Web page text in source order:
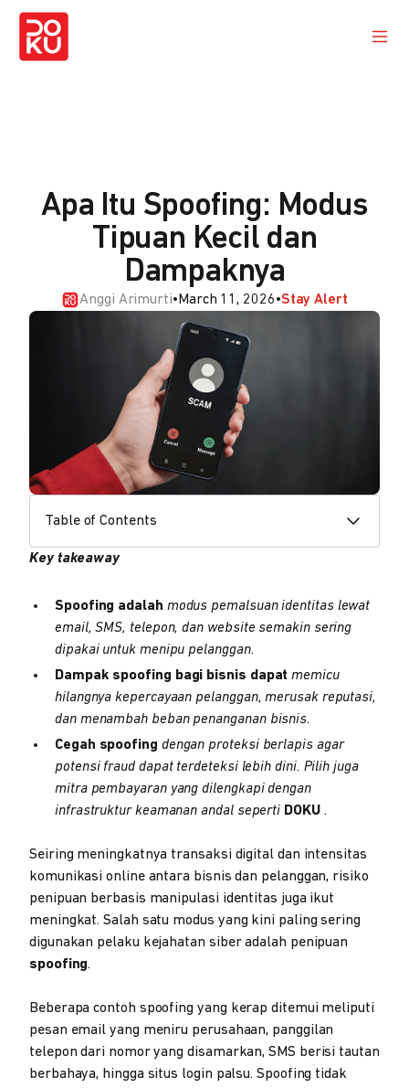
Apa Itu Spoofing: Modus
Tipuan Kecil dan
Dampaknya
Anggi Arimurti• March 11, 2026•Stay Alert
Table of Contents
Key takeaway
Spoofing adalah modus pemalsuan identitas lewat
email, SMS, telepon, dan website semakin sering
dipakai untuk menipu pelanggan.
Dampak spoofing bagi bisnis dapat memicu
hilangnya kepercayaan pelanggan, merusak reputasi,
dan menambah beban penanganan bisnis.
Cegah spoofing dengan proteksi berlapis agar
potensi fraud dapat terdeteksi lebih dini. Pilih juga
mitra pembayaran yang dilengkapi dengan
infrastruktur keamanan andal seperti DOKU .
Seiring meningkatnya transaksi digital dan intensitas
komunikasi online antara bisnis dan pelanggan, risiko
penipuan berbasis manipulasi identitas juga ikut
meningkat. Salah satu modus yang kini paling sering
digunakan pelaku kejahatan siber adalah penipuan
spoofing.
Beberapa contoh spoofing yang kerap ditemui meliputi
pesan email yang meniru perusahaan, panggilan
telepon dari nomor yang disamarkan, SMS berisi tautan
berbahaya, hingga situs login palsu. Spoofing tidak